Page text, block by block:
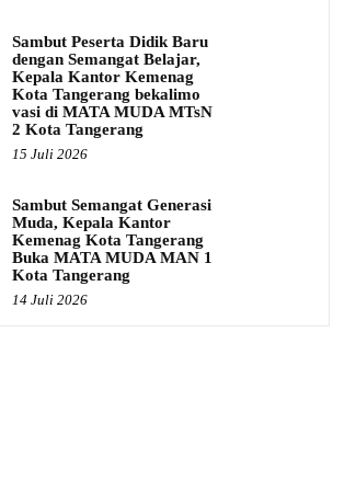
Sambut Peserta Didik Baru
dengan Semangat Belajar,
Kepala Kantor Kemenag
Kota Tangerang bekalimo
vasi di MATA MUDA MTsN
2 Kota Tangerang
15 Juli 2026
Sambut Semangat Generasi
Muda, Kepala Kantor
Kemenag Kota Tangerang
Buka MATA MUDA MAN 1
Kota Tangerang
14 Juli 2026